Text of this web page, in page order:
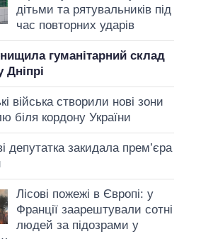
дітьми та рятувальників під
час повторних ударів
гуманітарний склад
війська створили нові зони
біля кордону України
депутатка закидала прем’єра
Лісові пожежі в Європі: у
Франції заарештували сотні
людей за підозрами у